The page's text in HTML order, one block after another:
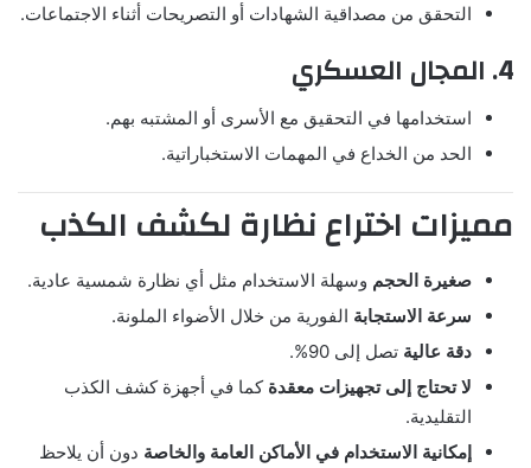
التحقق من مصداقية الشهادات أو التصريحات أثناء الاجتماعات.
4. المجال العسكري
استخدامها في التحقيق مع الأسرى أو المشتبه بهم.
الحد من الخداع في المهمات الاستخباراتية.
مميزات اختراع نظارة لكشف الكذب
صغيرة الحجم وسهلة الاستخدام مثل أي نظارة شمسية عادية.
سرعة الاستجابة الفورية من خلال الأضواء الملونة.
دقة عالية تصل إلى 90%.
لا تحتاج إلى تجهيزات معقدة كما في أجهزة كشف الكذب
التقليدية.
إمكانية الاستخدام في الأماكن العامة والخاصة دون أن يلاحظ